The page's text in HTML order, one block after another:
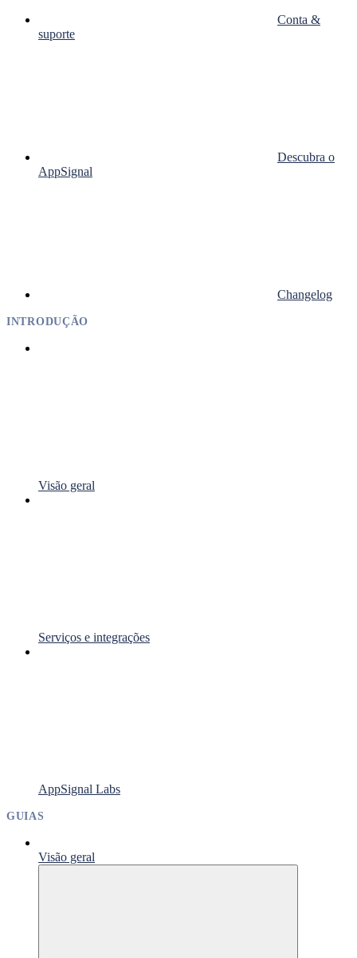
Conta &
suporte
Descubra o
AppSignal
Changelog
INTRODUÇÃO
Visão geral
Serviços e integrações
AppSignal Labs
GUIAS
Visão geral